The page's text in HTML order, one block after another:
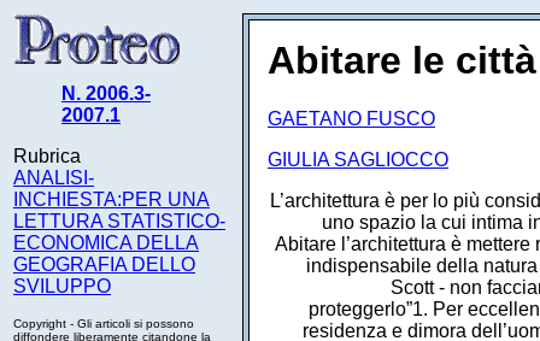
N. 2006.3-
2007.1
Rubrica
ANALISI-
INCHIESTA:PER UNA
LETTURA STATISTICO-
ECONOMICA DELLA
GEOGRAFIA DELLO
SVILUPPO
Copyright - Gli articoli si possono
diffondere liberamente citandone la
Abitare le città
GAETANO FUSCO
GIULIA SAGLIOCCO
L’architettura è per lo più
uno spazio la cui intima
Abitare l’architettura è
indispensabile della
Scott - non
proteggerlo”1. Per
residenza e dimora